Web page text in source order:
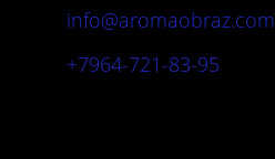
info@aromaobraz.com
+7964-721-83-95